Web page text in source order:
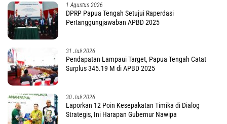
1 Agustus 2026
DPRP Papua Tengah Setujui Raperdasi
Pertanggungjawaban APBD 2025
31 Juli 2026
Pendapatan Lampaui Target, Papua Tengah Catat
Surplus 345.19 M di APBD 2025
30 Juli 2026
Laporkan 12 Poin Kesepakatan Timika di Dialog
Strategis, Ini Harapan Gubernur Nawipa